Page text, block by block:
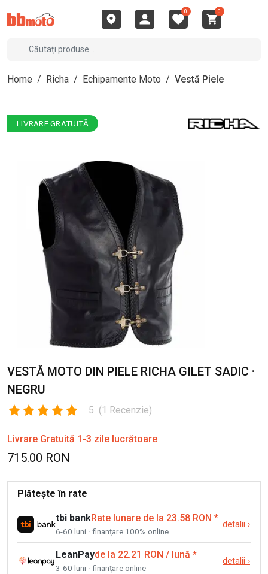
0 0
Home / Richa / Echipamente Moto / Vestă Piele
LIVRARE GRATUITĂ
VESTĂ MOTO DIN PIELE RICHA GILET SADIC ·
NEGRU
5 (1 Recenzie)
Livrare Gratuită 1-3 zile lucrătoare
715.00 RON
Plătește în rate
tbi bankRate lunare de la 23.58 RON *
6-60 luni · finanțare 100% online
detalii ›
LeanPayde la 22.21 RON / lună *
3-60 luni · finanțare online
detalii ›